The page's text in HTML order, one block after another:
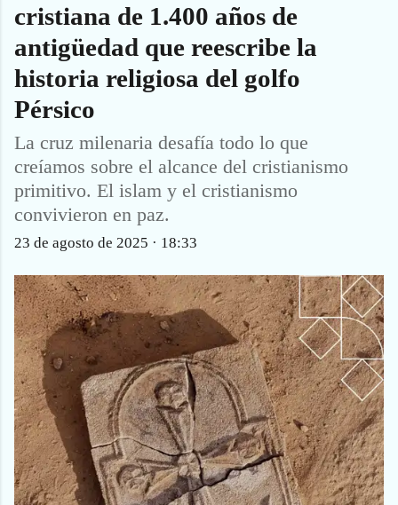
cristiana de 1.400 años de
antigüedad que reescribe la
historia religiosa del golfo
Pérsico
La cruz milenaria desafía todo lo que
creíamos sobre el alcance del cristianismo
primitivo. El islam y el cristianismo
convivieron en paz.
23 de agosto de 2025 · 18:33